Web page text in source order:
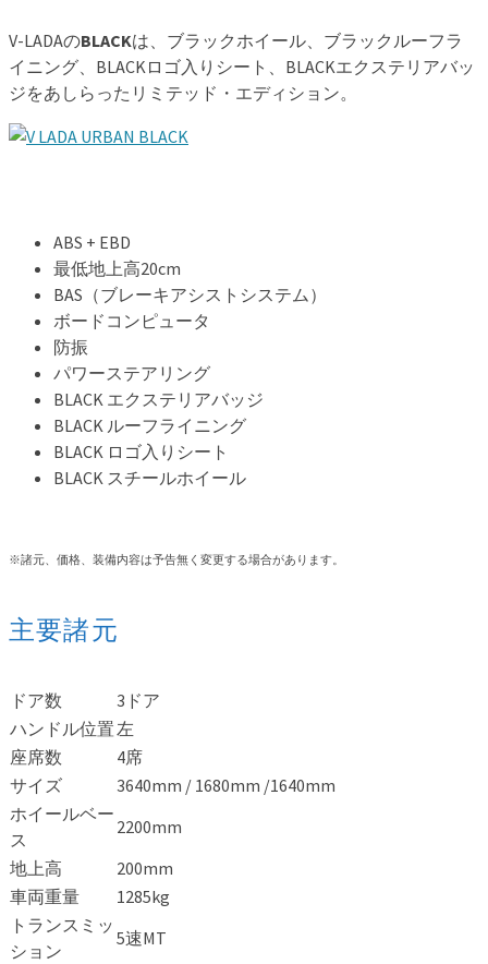
V-LADAのBLACKは、ブラックホイール、ブラックルーフラ
イニング、BLACKロゴ入りシート、BLACKエクステリアバッ
ジをあしらったリミテッド・エディション。
ABS + EBD
最低地上高20cm
BAS（ブレーキアシストシステム）
ボードコンピュータ
防振
パワーステアリング
BLACK エクステリアバッジ
BLACK ルーフライニング
BLACK ロゴ入りシート
BLACK スチールホイール
※諸元、価格、装備内容は予告無く変更する場合があります。
主要諸元
ドア数
3ドア
ハンドル位置左
座席数
4席
サイズ
3640mm / 1680mm /1640mm
ホイールベー
ス
2200mm
地上高
200mm
車両重量
1285kg
トランスミッ
ション
5速MT